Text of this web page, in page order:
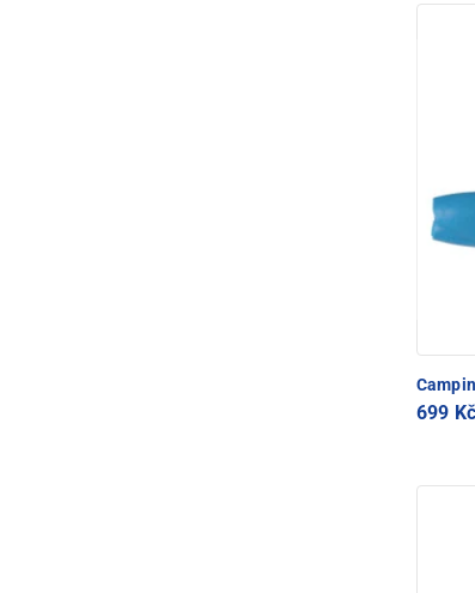
699 Kč